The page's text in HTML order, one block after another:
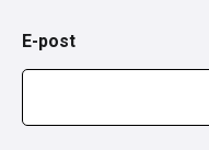
E-post